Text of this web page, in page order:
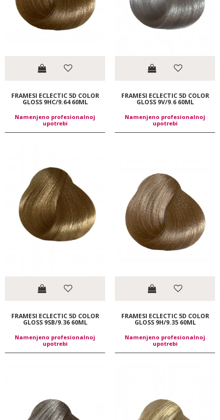
FRAMESI ECLECTIC 5D COLOR
GLOSS 9HC/9.64 60ML
Namenjeno profesionalnoj
upotrebi
FRAMESI ECLECTIC 5D COLOR
GLOSS 9V/9.6 60ML
Namenjeno profesionalnoj
upotrebi
FRAMESI ECLECTIC 5D COLOR
GLOSS 9SB/9.36 60ML
Namenjeno profesionalnoj
upotrebi
FRAMESI ECLECTIC 5D COLOR
GLOSS 9H/9.35 60ML
Namenjeno profesionalnoj
upotrebi